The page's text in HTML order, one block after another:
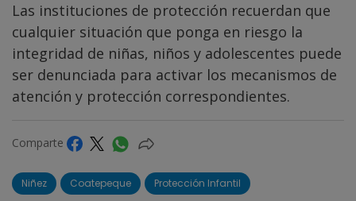
Las instituciones de protección recuerdan que
cualquier situación que ponga en riesgo la
integridad de niñas, niños y adolescentes puede
ser denunciada para activar los mecanismos de
atención y protección correspondientes.
Comparte
Niñez Coatepeque Protección Infantil